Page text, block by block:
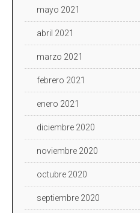
mayo 2021
abril 2021
marzo 2021
febrero 2021
enero 2021
diciembre 2020
noviembre 2020
octubre 2020
septiembre 2020